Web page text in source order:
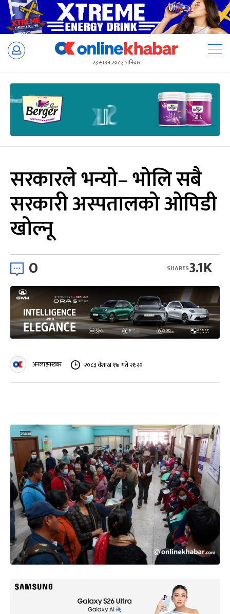
Skip
२३ साउन २०८३, शनिबार
सरकारले भन्यो– भोलि सबै
सरकारी अस्पतालको ओपिडी
खोल्नू
0 3.1K
SHARES
अनलाइनखबर २०८३ वैशाख १७ गते २१:२०